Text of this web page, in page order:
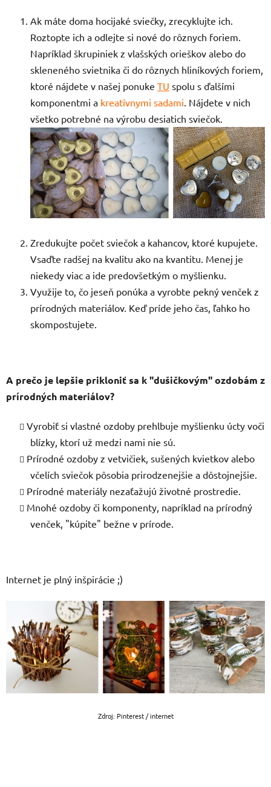
Ak máte doma hocijaké sviečky, zrecyklujte ich.
Roztopte ich a odlejte si nové do rôznych foriem.
Napríklad škrupiniek z vlašských orieškov alebo do
skleneného svietnika či do rôznych hliníkových foriem,
ktoré nájdete v našej ponuke TU spolu s ďalšími
komponentmi a kreatívnymi sadami . Nájdete v nich
všetko potrebné na výrobu desiatich sviečok.
Zredukujte počet sviečok a kahancov, ktoré kupujete.
Vsaďte radšej na kvalitu ako na kvantitu. Menej je
niekedy viac a ide predovšetkým o myšlienku.
Využije to, čo jeseň ponúka a vyrobte pekný venček z
prírodných materiálov. Keď príde jeho čas, ľahko ho
skompostujete.
A prečo je lepšie prikloniť sa k "dušičkovým" ozdobám z
prírodných materiálov?
Vyrobiť si vlastné ozdoby prehlbuje myšlienku úcty voči
blízky, ktorí už medzi nami nie sú.
Prírodné ozdoby z vetvičiek, sušených kvietkov alebo
včelích sviečok pôsobia prirodzenejšie a dôstojnejšie.
Prírodné materiály nezaťažujú životné prostredie.
Mnohé ozdoby či komponenty, napríklad na prírodný
venček, "kúpite" bežne v prírode.
Internet je plný inšpirácie ;)
Zdroj: Pinterest / internet